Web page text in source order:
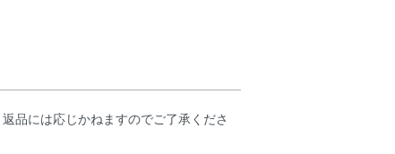
品には応じかねますのでご了承くださ